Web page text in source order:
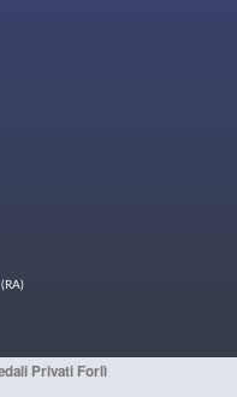
Privati Forlì